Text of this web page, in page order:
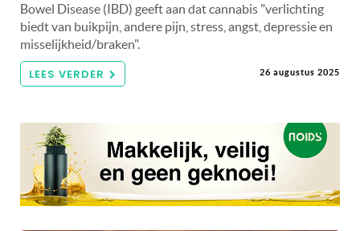
Bowel Disease (IBD) geeft aan dat cannabis "verlichting
biedt van buikpijn, andere pijn, stress, angst, depressie en
misselijkheid/braken".
LEES VERDER 26 augustus 2025